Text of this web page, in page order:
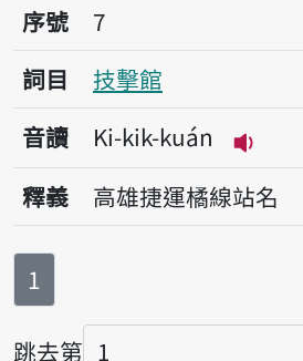
序號7技擊館
序號
7
詞目
技擊館
音讀
Ki-kik-kuán
播放
釋義 高雄捷運橘線站名
第
1
跳去第